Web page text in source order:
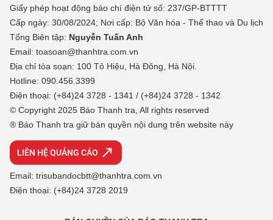
Giấy phép hoạt động báo chí điện tử số: 237/GP-BTTTT
Cấp ngày: 30/08/2024; Nơi cấp: Bộ Văn hóa - Thể thao và Du lịch
Tổng Biên tập: Nguyễn Tuấn Anh
Email: toasoan@thanhtra.com.vn
Địa chỉ tòa soạn: 100 Tô Hiệu, Hà Đông, Hà Nội.
Hotline: 090.456.3399
Điện thoại: (+84)24 3728 - 1341 / (+84)24 3728 - 1342
© Copyright 2025 Báo Thanh tra, All rights reserved
® Báo Thanh tra giữ bản quyền nội dung trên website này
LIÊN HỆ QUẢNG CÁO
Email: trisubandocbtt@thanhtra.com.vn
Điện thoại: (+84)24 3728 2019